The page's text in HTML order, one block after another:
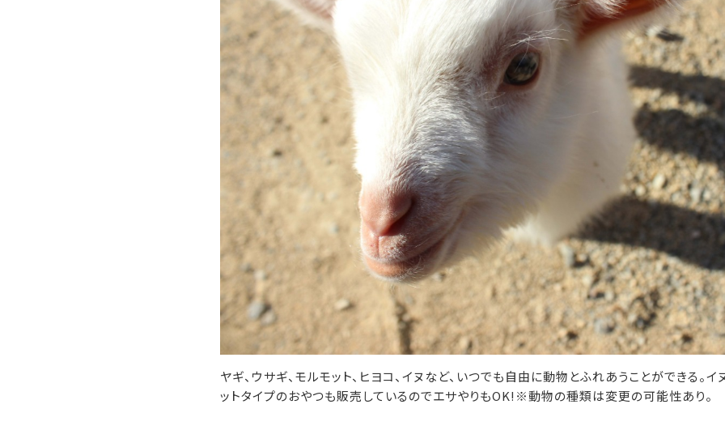
ヤギ、ウサギ、モルモット、ヒヨコ、イヌなど、いつでも自由に動物とふれあうことができる。
ットタイプのおやつも販売しているのでエサやりもOK!※動物の種類は変更の可能性あり。